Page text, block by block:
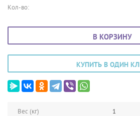
Кол-во:
В КОРЗИНУ
КУПИТЬ В ОДИН
Вес (кг)
1